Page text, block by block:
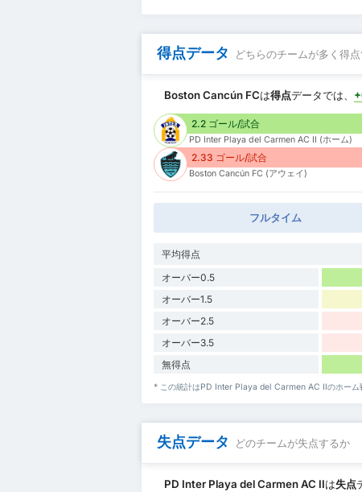
得点データ どちらのチームが多く得
Boston Cancún FCは得点データでは、
2.2 ゴール/試合
PD Inter Playa del Carmen AC II (ホーム)
2.33 ゴール/試合
Boston Cancún FC (アウェイ)
フルタイム
平均得点
オーバー0.5
オーバー1.5
オーバー2.5
オーバー3.5
無得点
* この統計はPD Inter Playa del Carmen AC IIのホーム
失点データ どのチームが失点するか
PD Inter Playa del Carmen AC IIは失点